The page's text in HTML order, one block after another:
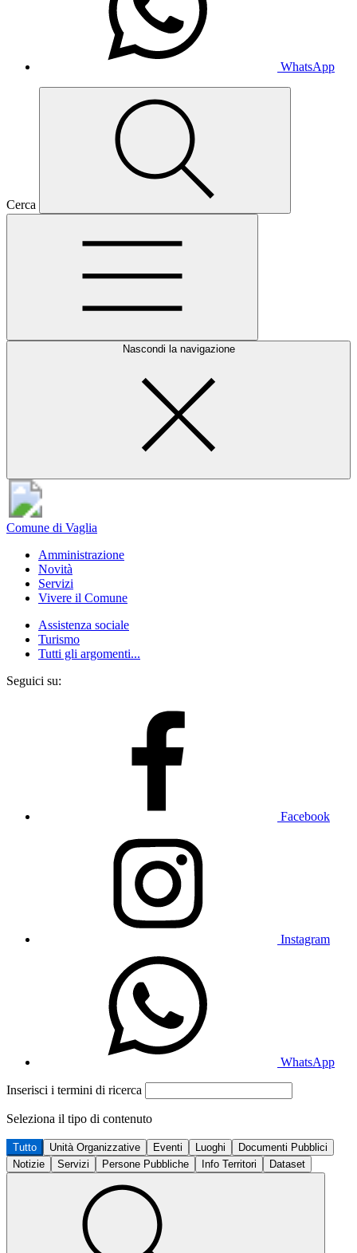
WhatsApp
Cerca
Nascondi la navigazione
Comune di Vaglia
Amministrazione
Novità
Servizi
Vivere il Comune
Assistenza sociale
Turismo
Tutti gli argomenti...
Seguici su:
Facebook
Instagram
WhatsApp
Inserisci i termini di ricerca
Seleziona il tipo di contenuto
Tutto Unità Organizzative Eventi Luoghi
Documenti Pubblici
Notizie
Servizi Persone Pubbliche Info Territori Dataset